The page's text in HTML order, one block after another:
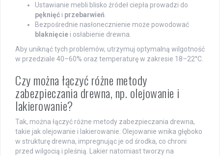
Ustawianie mebli blisko źródeł ciepła prowadzi do
pęknięć i przebarwień
Bezpośrednie nasłonecznienie może powodować
blaknięcie i osłabienie drewna.
Aby uniknąć tych problemów, utrzymuj optymalną wilgotność
w przedziale 40–60% oraz temperaturę w zakresie 18–22°C.
Czy można łączyć różne metody
zabezpieczania drewna, np. olejowanie i
lakierowanie?
Tak, można łączyć różne metody zabezpieczania drewna,
takie jak olejowanie i lakierowanie. Olejowanie wnika głęboko
w strukturę drewna, impregnując je od środka, co chroni
przed wilgocią i pleśnią. Lakier natomiast tworzy na